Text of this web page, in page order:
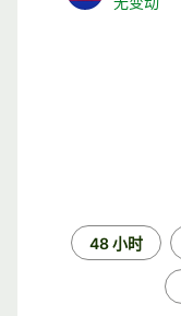
48 小时